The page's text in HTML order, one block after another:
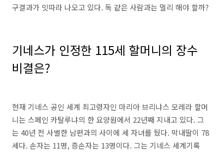
구결과가 잇따라 나오고 있다. 독 같은 사람과는 멀리 해야 할까?
기네스가 인정한 115세 할머니의 장수
비결은?
현재 기네스 공인 세계 최고령자인 마리아 브리냐스 모레라 할머
니는 스페인 카탈루냐의 한 요양원에서 22년째 지내고 있다. 그
는 40년 전 사별한 남편과의 사이에 세 자녀를 뒀다. 막내딸이 78
세다. 손자는 11명, 증손자는 13명이다. 그는 기네스 세계기록